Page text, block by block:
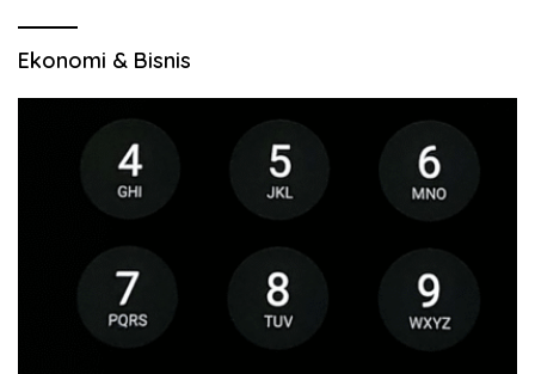
Ekonomi & Bisnis